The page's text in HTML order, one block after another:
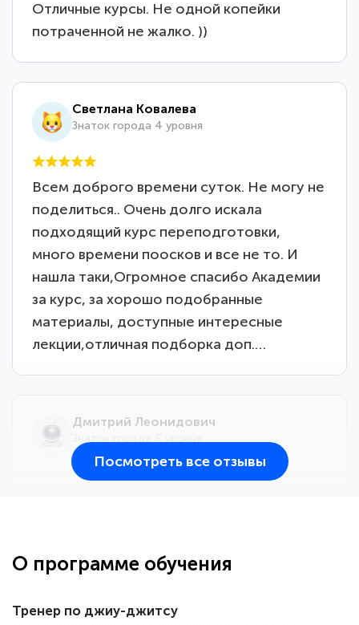
Отличные курсы. Не одной копейки
потраченной не жалко. ))
Светлана Ковалева
Знаток города 4 уровня
Всем доброго времени суток. Не могу не
поделиться.. Очень долго искала
подходящий курс переподготовки,
много времени поосков и все не то. И
нашла таки,Огромное спасибо Академии
за курс, за хорошо подобранные
материалы, доступные интересные
лекции,отличная подборка доп.…
Дмитрий Леонидович
большое количество методических
сдачи итоговой аттестации. Спасибо
Посмотреть все отзывы
О программе обучения
Тренер по джиу-джитсу